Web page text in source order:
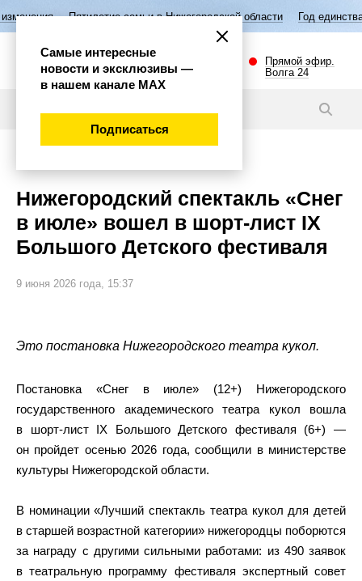
семьи в Нижегородской области Год единства народов России
Прямой эфир.
Волга 24
Нижегородский спектакль «Снег
в июле» вошел в шорт‑лист IX
Большого Детского фестиваля
9 июня 2026 года, 15:37
Это постановка Нижегородского театра кукол.
Постановка «Снег в июле» (12+) Нижегородского
государственного академического театра кукол вошла
в шорт‑лист IX Большого Детского фестиваля (6+) —
он пройдет осенью 2026 года, сообщили в министерстве
культуры Нижегородской области.
В номинации «Лучший спектакль театра кукол для детей
в старшей возрастной категории» нижегородцы поборются
за награду с другими сильными работами: из 490 заявок
в театральную программу фестиваля экспертный совет
Самые интересные
новости и эксклюзивы —
в нашем канале МАХ
Подписаться